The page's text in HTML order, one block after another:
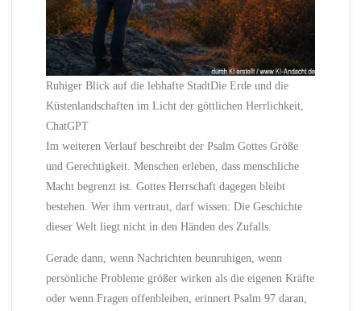
Ruhiger Blick auf die lebhafte StadtDie Erde und die
Küstenlandschaften im Licht der göttlichen Herrlichkeit,
ChatGPT
Im weiteren Verlauf beschreibt der Psalm Gottes Größe
und Gerechtigkeit. Menschen erleben, dass menschliche
Macht begrenzt ist. Gottes Herrschaft dagegen bleibt
bestehen. Wer ihm vertraut, darf wissen: Die Geschichte
dieser Welt liegt nicht in den Händen des Zufalls.
Gerade dann, wenn Nachrichten beunruhigen, wenn
persönliche Probleme größer wirken als die eigenen Kräfte
oder wenn Fragen offenbleiben, erinnert Psalm 97 daran,